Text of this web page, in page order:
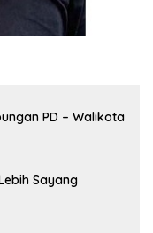
PD – Walikota
Sayang